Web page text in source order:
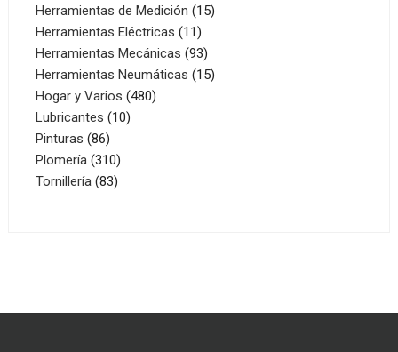
productos
Herramientas de Medición 1515
Herramientas Eléctricas 1111
productos
Herramientas Mecánicas 9393
productos
Herramientas Neumáticas 1515
Hogar y Varios 480480
Lubricantes 1010
Pinturas 8686
productos
Plomería 310310
productos
Tornillería 8383